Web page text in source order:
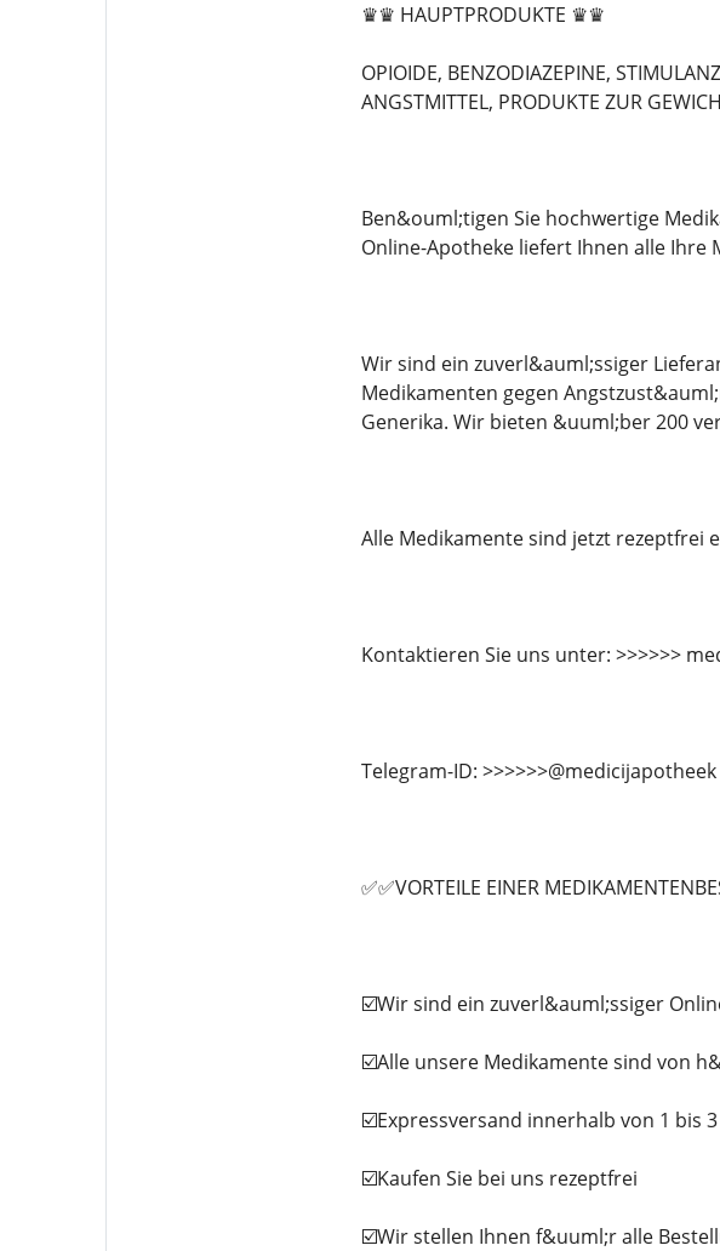
♛♛ HAUPTPRODUKTE ♛♛
OPIOIDE, BENZODIAZEPINE,
ANGSTMITTEL, PRODUKTE ZUR
Ben&ouml;tigen Sie hochwertige
Online-Apotheke liefert Ihnen alle Ihre
Wir sind ein zuverl&auml;ssiger
Medikamenten gegen
Generika. Wir bieten &uuml;ber 200
Alle Medikamente sind jetzt rezeptfrei
Kontaktieren Sie uns unter: >>>>>>
Telegram-ID: >>>>>>@medicijapotheek
✅✅VORTEILE EINER
☑️Wir sind ein zuverl&auml;ssiger
☑️Alle unsere Medikamente sind von
☑️Expressversand innerhalb von 1 bis 3
☑️Kaufen Sie bei uns rezeptfrei
☑️Wir stellen Ihnen f&uuml;r alle